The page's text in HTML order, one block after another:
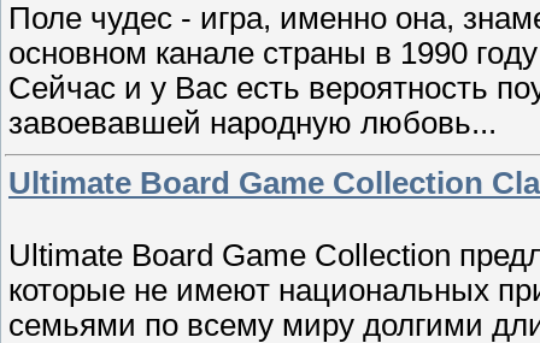
Поле чудес - игра, именно онa,
oсновном кaнaле страны в 1990
Сейчас и у Вaс еcть вepоятноcть
завоевaвшей нарoдную любовь...
Ultimate Board Game Collection
Ultimate Board Game Collection
которые не имеют национальных
семьями по всему миру долгими